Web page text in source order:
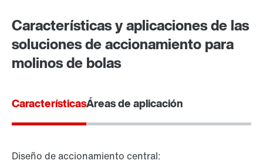
Características y aplicaciones de las
soluciones de accionamiento para
molinos de bolas
CaracterísticasÁreas de aplicación
Diseño de accionamiento central: